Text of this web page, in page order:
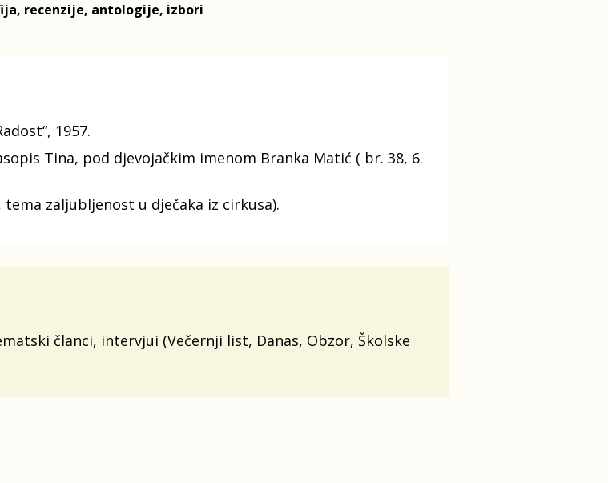
recenzije, antologije, izbori
1957.
Tina, pod djevojačkim imenom Branka Matić ( br. 38, 6.
zaljubljenost u dječaka iz cirkusa).
članci, intervjui (Večernji list, Danas, Obzor, Školske